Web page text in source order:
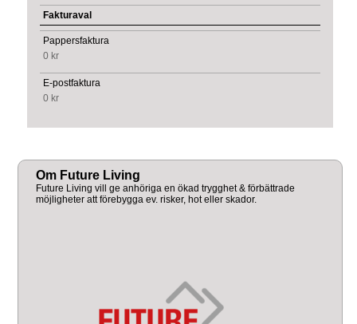
Fakturaval
Pappersfaktura
0 kr
E-postfaktura
0 kr
Om Future Living
Future Living vill ge anhöriga en ökad trygghet & förbättrade
möjligheter att förebygga ev. risker, hot eller skador.